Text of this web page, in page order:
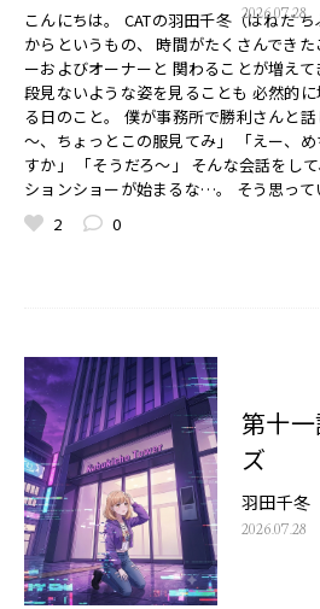
2026.07.28
こんにちは。 CATの羽田千冬（はねだ
からというもの、 時間がたくさんでき
ーおよびオーナーと 関わることが増え
段見ないような姿を見ることも 必然的
る日のこと。 僕が事務所で勝利さんと
～、ちょっとこの服見てみ」 「えー、
すか」 「そうだろ～」 そんな会話をし
ションショーが始まるな…。 そう思って
2
0
第十
ズ
羽田千冬
2026.07.28